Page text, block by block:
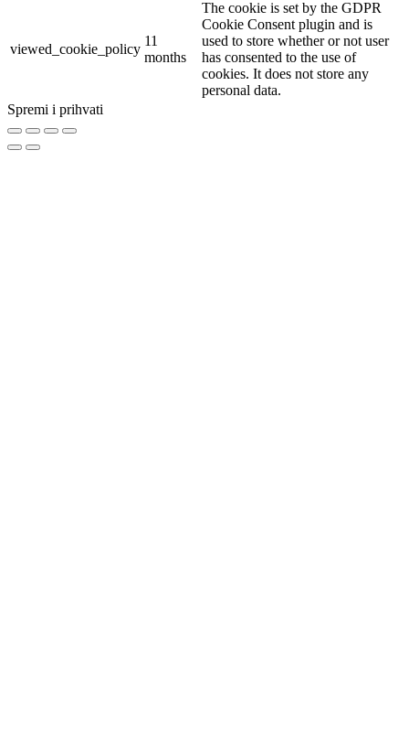
viewed_cookie_policy
11
months
The cookie is set by the GDPR
Cookie Consent plugin and is
used to store whether or not user
has consented to the use of
cookies. It does not store any
personal data.
Spremi i prihvati